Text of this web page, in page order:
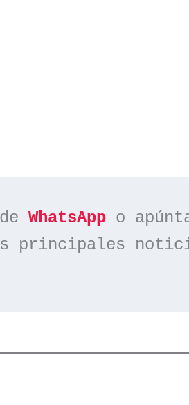
de WhatsApp
principales